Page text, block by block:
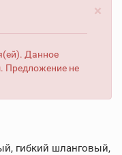
×
Данное
Предложение не
гибкий шланговый,